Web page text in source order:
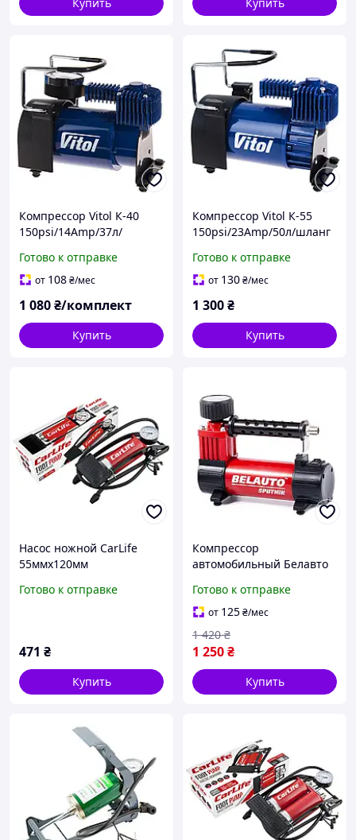
Компрессор Vitol К-40
150psi/14Amp/37л/
Готово к отправке
от 108₴/мес
1 080₴/комплект
Купить
Компрессор Vitol К-55
150psi/23Amp/50л/шланг
клеммы
Готово к отправке
от 130₴/мес
1 300₴
Купить
Насос ножной CarLife
55ммx120мм
Готово к отправке
471 ₴
Купить
Компрессор
автомобильный Белавто
150Вт
Готово к отправке
от 125₴/мес
1 250₴
1 420 ₴
Купить